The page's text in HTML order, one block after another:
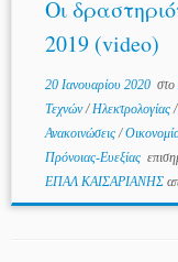
Οι
2019 (video)
20 Ιανουαρίου 2020στο
Τεχνών/Ηλεκτρολογίας/
Ανακοινώσεις/
Πρόνοιας-Ευεξίας
ΕΠΑΛ ΚΑΙΣΑΡΙΑΝΗΣ